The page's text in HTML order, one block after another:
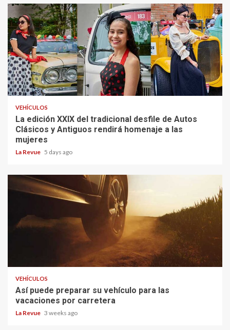
VEHÍCULOS
La edición XXIX del tradicional desfile de Autos
Clásicos y Antiguos rendirá homenaje a las
mujeres
La Revue 5 days ago
VEHÍCULOS
Así puede preparar su vehículo para las
vacaciones por carretera
La Revue 3 weeks ago